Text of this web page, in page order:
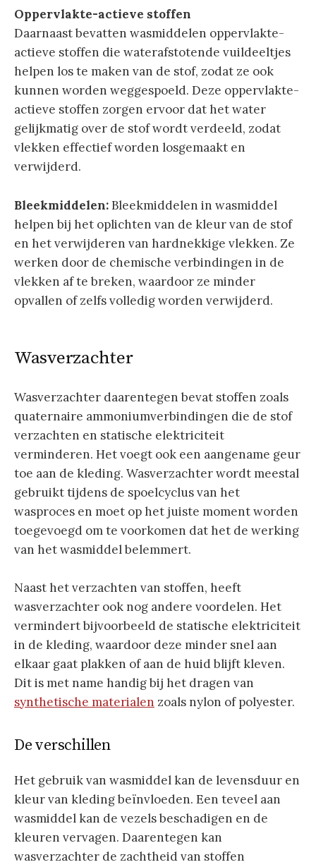
Oppervlakte-actieve stoffen
Daarnaast bevatten wasmiddelen oppervlakte-
actieve stoffen die waterafstotende vuildeeltjes
helpen los te maken van de stof, zodat ze ook
kunnen worden weggespoeld. Deze oppervlakte-
actieve stoffen zorgen ervoor dat het water
gelijkmatig over de stof wordt verdeeld, zodat
vlekken effectief worden losgemaakt en
verwijderd.
Bleekmiddelen:Bleekmiddelen in wasmiddel
helpen bij het oplichten van de kleur van de stof
en het verwijderen van hardnekkige vlekken. Ze
werken door de chemische verbindingen in de
vlekken af te breken, waardoor ze minder
opvallen of zelfs volledig worden verwijderd.
Wasverzachter
Wasverzachter daarentegen bevat stoffen zoals
quaternaire ammoniumverbindingen die de stof
verzachten en statische elektriciteit
verminderen. Het voegt ook een aangename geur
toe aan de kleding. Wasverzachter wordt meestal
gebruikt tijdens de spoelcyclus van het
wasproces en moet op het juiste moment worden
toegevoegd om te voorkomen dat het de werking
van het wasmiddel belemmert.
Naast het verzachten van stoffen, heeft
wasverzachter ook nog andere voordelen. Het
vermindert bijvoorbeeld de statische elektriciteit
in de kleding, waardoor deze minder snel aan
elkaar gaat plakken of aan de huid blijft kleven.
Dit is met name handig bij het dragen van
synthetische materialen zoals nylon of polyester.
De verschillen
Het gebruik van wasmiddel kan de levensduur en
kleur van kleding beïnvloeden. Een teveel aan
wasmiddel kan de vezels beschadigen en de
kleuren vervagen. Daarentegen kan
wasverzachter de zachtheid van stoffen